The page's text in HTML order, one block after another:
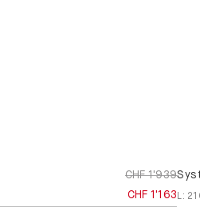
CHF 1'939
CHF 1'163L :